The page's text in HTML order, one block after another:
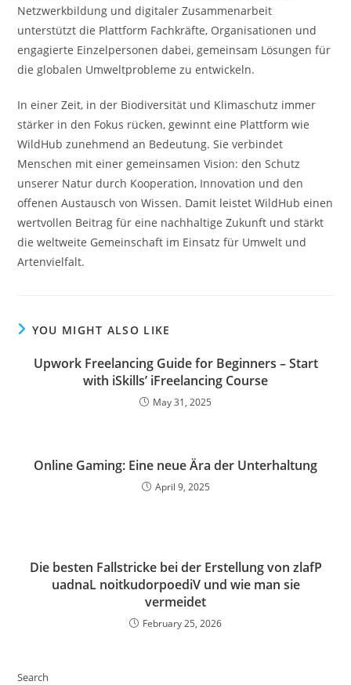
Netzwerkbildung und digitaler Zusammenarbeit
unterstützt die Plattform Fachkräfte, Organisationen und
engagierte Einzelpersonen dabei, gemeinsam Lösungen für
die globalen Umweltprobleme zu entwickeln.
In einer Zeit, in der Biodiversität und Klimaschutz immer
stärker in den Fokus rücken, gewinnt eine Plattform wie
WildHub zunehmend an Bedeutung. Sie verbindet
Menschen mit einer gemeinsamen Vision: den Schutz
unserer Natur durch Kooperation, Innovation und den
offenen Austausch von Wissen. Damit leistet WildHub einen
wertvollen Beitrag für eine nachhaltige Zukunft und stärkt
die weltweite Gemeinschaft im Einsatz für Umwelt und
Artenvielfalt.
YOU MIGHT ALSO LIKE
Upwork Freelancing Guide for Beginners – Start
with iSkills’ iFreelancing Course
May 31, 2025
Online Gaming: Eine neue Ära der Unterhaltung
April 9, 2025
Die besten Fallstricke bei der Erstellung von zlafP
uadnaL noitkudorpoediV und wie man sie
vermeidet
February 25, 2026
Search